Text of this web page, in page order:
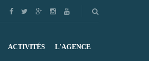
ACTIVITÉS L'AGENCE